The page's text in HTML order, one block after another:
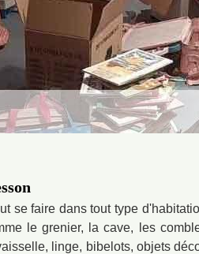
se faire dans tout type
le grenier, la cave, les
linge, bibelots, objets